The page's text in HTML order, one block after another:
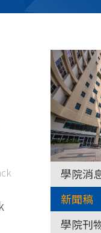
學院消
新聞稿
學院刊